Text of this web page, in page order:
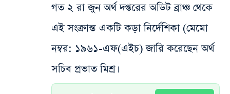
গত ২ রা জুন অর্থ দপ্তরের অডিট ব্রাঞ্চ থেকে
এই সংক্রান্ত একটি কড়া নির্দেশিকা (মেমো
নম্বর: ১৯৬১-এফ(এইচ) জারি করেছেন অর্থ
সচিব প্রভাত মিশ্র।